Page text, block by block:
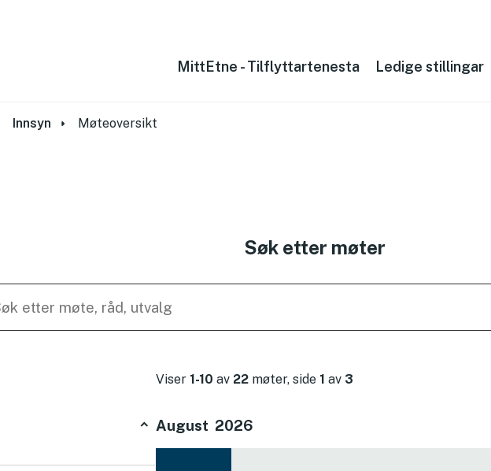
MittEtne - Tilflyttartenesta Ledige stillingar
Innsyn Møteoversikt
Søk etter møter
Viser 1-10 av 22 møter, side 1 av 3
R
e
August 2026